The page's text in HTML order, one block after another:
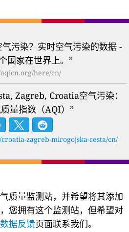
污染？实时空气污染的数据 -
国家在世界上。”
here/cn/
Zagreb, Croatia空气污染：
量指数（AQI）”
zagreb-mirogojska-cesta/cn/
质量监测站，并希望将其添加
您拥有这个监测站，但希望对
数据反馈页面联系我们。